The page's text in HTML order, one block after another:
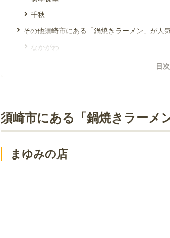
千秋
その他須崎市にある「鍋焼きラーメン」が人
なかがわ
とれた亭
目
須崎市にある「鍋焼きラーメ
まゆみの店